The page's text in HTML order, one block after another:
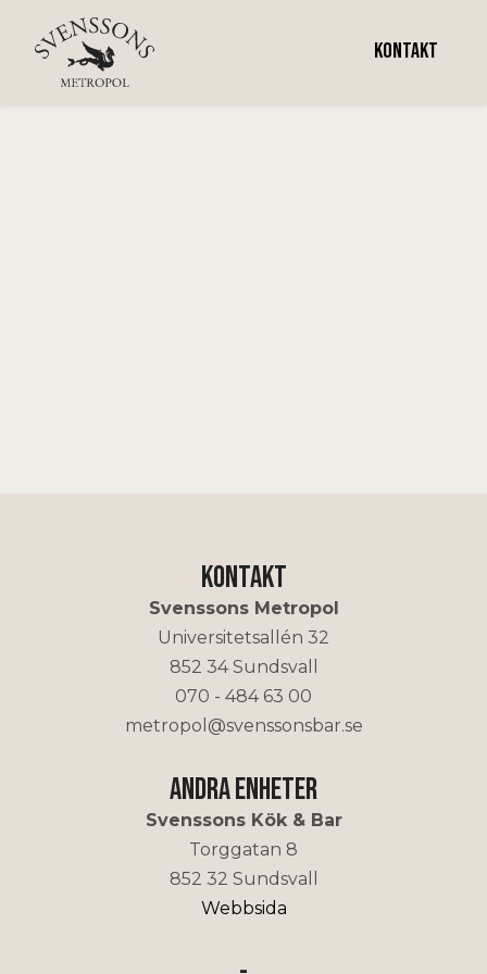
KONTAKT
Vecka 17
Kontakt
Svenssons Metropol
Universitetsallén 32
852 34 Sundsvall
070 - 484 63 00
metropol@svenssonsbar.se
Andra enheter
Svenssons Kök & Bar
Torggatan 8
852 32 Sundsvall
Webbsida